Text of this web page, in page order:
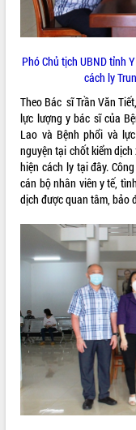
Lễ truy tặng danh hiệu “Bà
Nam Anh hùng” và trao
Lao động
Phó Chủ tịch UBND tỉnh
cách ly
Theo Bác sĩ Trần Văn
lực lượng y bác sĩ của
Lao và Bệnh phổi và
nguyện tại chốt kiểm
hiện cách ly tại đây.
cán bộ nhân viên y tế,
dịch được quan tâm, bảo